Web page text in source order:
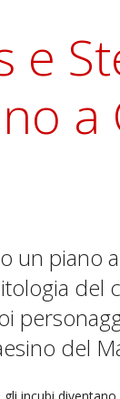
e
a
un piano
del
del